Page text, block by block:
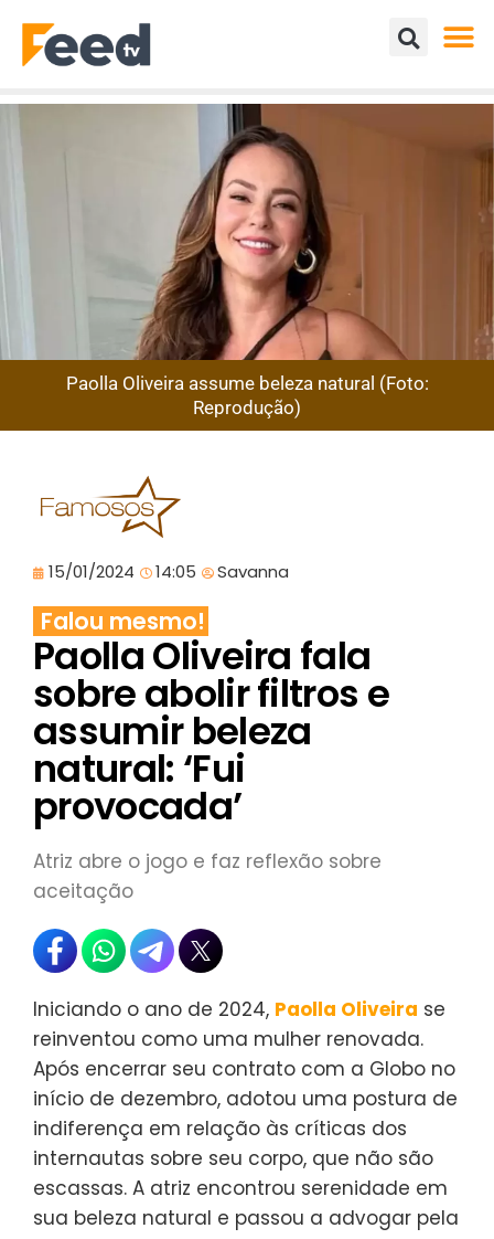
Paolla Oliveira assume beleza natural (Foto:
Reprodução)
15/01/2024 14:05 Savanna
Falou mesmo!
Paolla Oliveira fala
sobre abolir filtros e
assumir beleza
natural: ‘Fui
provocada’
Atriz abre o jogo e faz reflexão sobre
aceitação
Iniciando o ano de 2024, Paolla Oliveira se
reinventou como uma mulher renovada.
Após encerrar seu contrato com a Globo no
início de dezembro, adotou uma postura de
indiferença em relação às críticas dos
internautas sobre seu corpo, que não são
escassas. A atriz encontrou serenidade em
sua beleza natural e passou a advogar pela